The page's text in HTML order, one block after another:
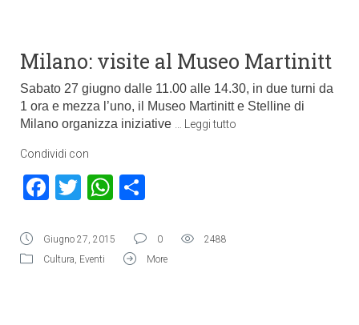
Milano: visite al Museo Martinitt
Sabato 27 giugno dalle 11.00 alle 14.30, in due turni da
1 ora e mezza l’uno, il Museo Martinitt e Stelline di
Milano organizza iniziative … Leggi tutto
Condividi con
Facebook
TwitterWhatsApp
Giugno 27, 2015 0
2488
Cultura, Eventi More